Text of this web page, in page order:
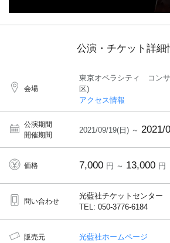
公演・チケット詳細
会場
東京オペラシティ コン
区)
アクセス情報
公演期間
開催期間
2021/09/19(日) ～ 2021/
価格 7,000 円 ～ 13,000 円
問い合わせ
光藍社チケットセンター
TEL: 050-3776-6184
販売元 光藍社ホームページ